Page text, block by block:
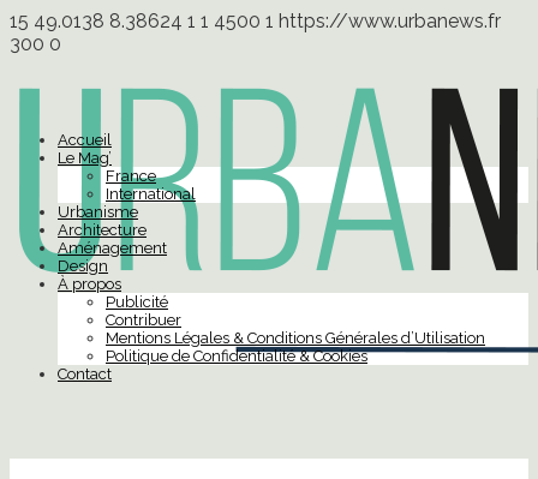
15 49.0138 8.38624 1 1 4500 1 https://www.urbanews.fr
300 0
Accueil
Le Mag’
France
International
Urbanisme
Architecture
Aménagement
Design
À propos
Publicité
Contribuer
Mentions Légales & Conditions Générales d’Utilisation
Politique de Confidentialité & Cookies
Contact